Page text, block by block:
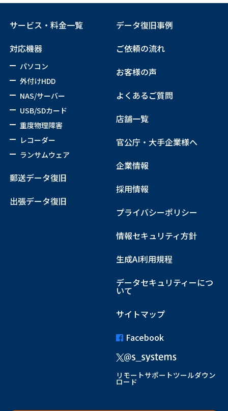
サービス・料金一覧
対応機器
パソコン
外付けHDD
NAS/サーバー
USB/SDカード
重度物理障害
レコーダー
ランサムウェア
郵送データ復旧
出張データ復旧
データ復旧事例
ご依頼の流れ
お客様の声
よくあるご質問
店舗一覧
官公庁・大手企業様へ
企業情報
採用情報
プライバシーポリシー
情報セキュリティ方針
生成AI利用規程
データセキュリティーにつ
いて
サイトマップ
Facebook
リモートサポートツールダウン
ロード